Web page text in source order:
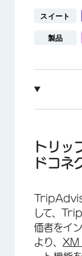
スイート
製品
トリップ
定
デフォル
ファイル
トリッ
ドコネ
して、
価者をイ
より、 XM